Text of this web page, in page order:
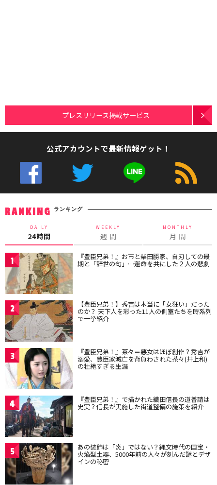
プレスリリース掲載サービス
公式アカウントで最新情報ゲット！
RANKING ランキング
DAILY
24時間
WEEKLY
週 間
MONTHLY
月 間
1 『豊臣兄弟！』お市と柴田勝家、自刃しての最
期と「辞世の句」…運命を共にした２人の悲劇
2 【豊臣兄弟！】秀吉は本当に「女狂い」だった
のか？ 天下人を彩った11人の側室たちを時系列
で一挙紹介
3 『豊臣兄弟！』茶々＝悪女はほぼ創作？秀吉が
溺愛、豊臣家滅亡を背負わされた茶々(井上和)
の壮絶すぎる生涯
4 『豊臣兄弟！』で描かれた織田信長の道普請は
史実？信長が実施した街道整備の施策を紹介
5 あの装飾は「炎」ではない？縄文時代の国宝・
火焔型土器、5000年前の人々が刻んだ謎とデザ
インの秘密